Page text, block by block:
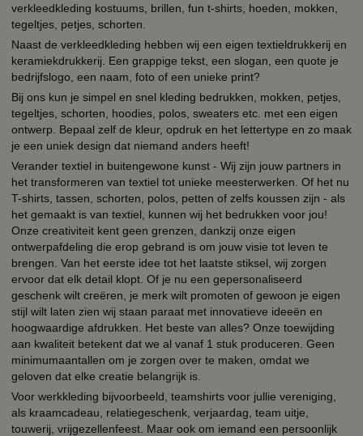
verkleedkleding kostuums, brillen, fun t-shirts, hoeden, mokken,
tegeltjes, petjes, schorten.
Naast de verkleedkleding hebben wij een eigen textieldrukkerij en
keramiekdrukkerij. Een grappige tekst, een slogan, een quote je
bedrijfslogo, een naam, foto of een unieke print?
Bij ons kun je simpel en snel kleding bedrukken, mokken, petjes,
tegeltjes, schorten, hoodies, polos, sweaters etc. met een eigen
ontwerp. Bepaal zelf de kleur, opdruk en het lettertype en zo maak
je een uniek design dat niemand anders heeft!
Verander textiel in buitengewone kunst - Wij zijn jouw partners in
het transformeren van textiel tot unieke meesterwerken. Of het nu
T-shirts, tassen, schorten, polos, petten of zelfs koussen zijn - als
het gemaakt is van textiel, kunnen wij het bedrukken voor jou!
Onze creativiteit kent geen grenzen, dankzij onze eigen
ontwerpafdeling die erop gebrand is om jouw visie tot leven te
brengen. Van het eerste idee tot het laatste stiksel, wij zorgen
ervoor dat elk detail klopt. Of je nu een gepersonaliseerd
geschenk wilt creëren, je merk wilt promoten of gewoon je eigen
stijl wilt laten zien wij staan paraat met innovatieve ideeën en
hoogwaardige afdrukken. Het beste van alles? Onze toewijding
aan kwaliteit betekent dat we al vanaf 1 stuk produceren. Geen
minimumaantallen om je zorgen over te maken, omdat we
geloven dat elke creatie belangrijk is.
Voor werkkleding bijvoorbeeld, teamshirts voor jullie vereniging,
als kraamcadeau, relatiegeschenk, verjaardag, team uitje,
touwerij, vrijgezellenfeest. Maar ook om iemand een persoonlijk